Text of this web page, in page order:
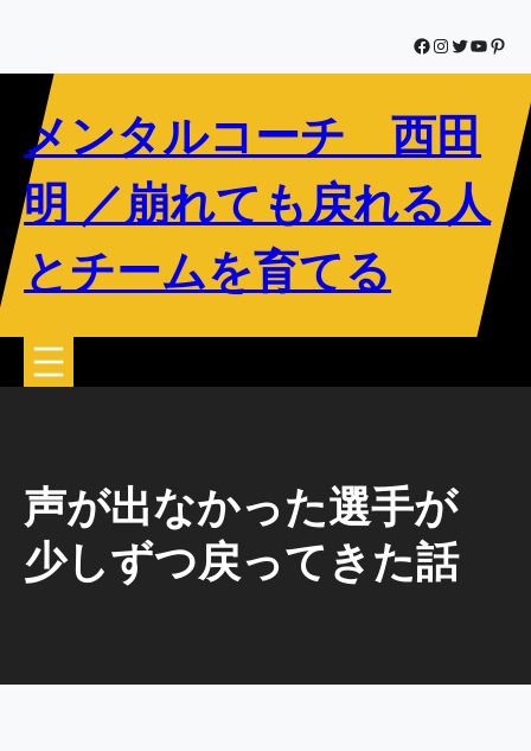
を
Facebook
Instagram
Twitter
YouTube
メンタルコーチ 西田
明 ／崩れても戻れる人
とチームを育てる
声が出なかった選手が
少しずつ戻ってきた話